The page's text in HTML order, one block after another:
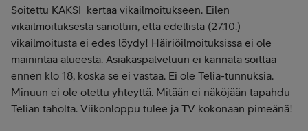
Soitettu KAKSI kertaa vikailmoitukseen. Eilen
vikailmoituksesta sanottiin, että edellistä (27.10.)
vikailmoitusta ei edes löydy! Häiriöilmoituksissa ei ole
mainintaa alueesta. Asiakaspalveluun ei kannata soittaa
ennen klo 18, koska se ei vastaa. Ei ole Telia-tunnuksia.
Minuun ei ole otettu yhteyttä. Mitään ei näköjään tapahdu
Telian taholta. Viikonloppu tulee ja TV kokonaan pimeänä!